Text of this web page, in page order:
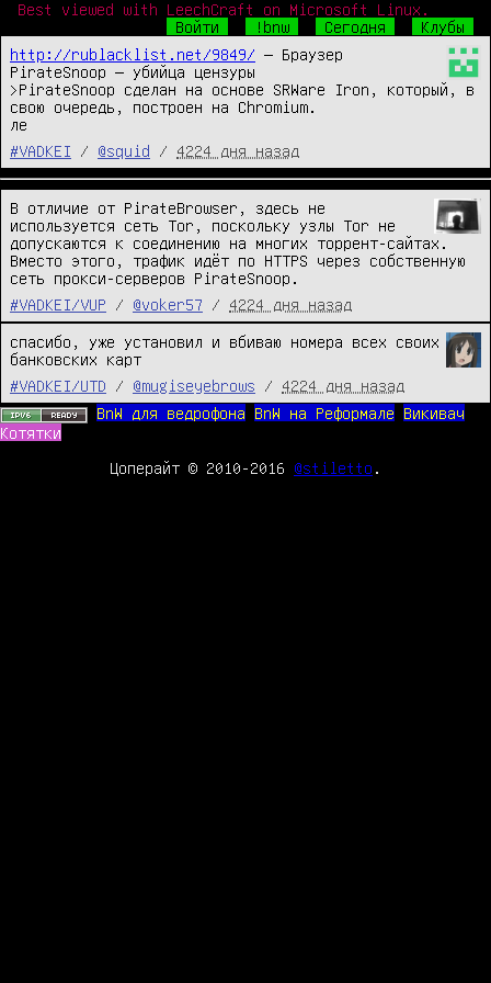
Best viewed with LeechCraft on Microsoft Linux.
Войти
!bnw Сегодня
Клубы
http://rublacklist.net/9849/ — Браузер
PirateSnoop — убийца цензуры
>PirateSnoop сделан на основе SRWare Iron, который, в
свою очередь, построен на Chromium.
ле
#VADKEI
/ @squid / 4224 дня назад
В отличие от PirateBrowser, здесь не
используется сеть Tor, поскольку узлы Tor не
допускаются к соединению на многих торрент-сайтах.
Вместо этого, трафик идёт по HTTPS через собственную
сеть прокси-серверов PirateSnoop.
#VADKEI/VUP
/ @voker57 / 4224 дня назад
спасибо, уже установил и вбиваю номера всех своих
банковских карт
#VADKEI/UTD
/ @mugiseyebrows / 4224 дня назад
BnW для ведрофона
BnW на Реформале
Викивач
Котятки
Цоперайт © 2010-2016 @stiletto